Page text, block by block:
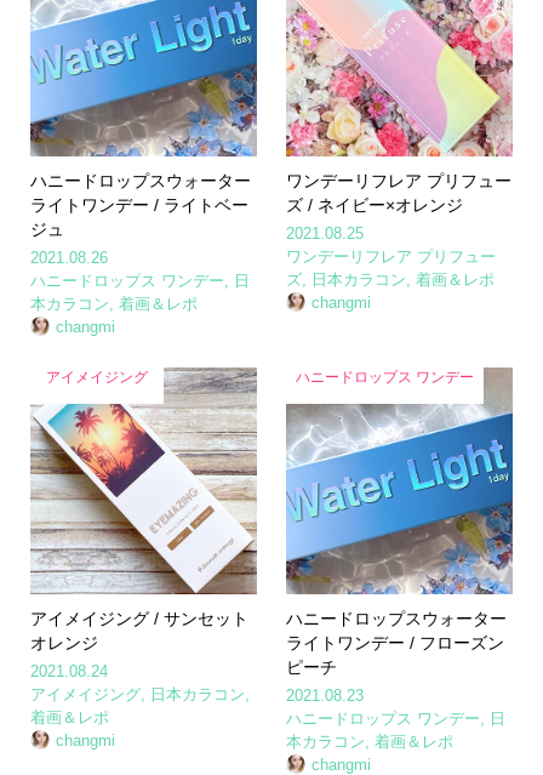
ハニードロップスウォーター
ライトワンデー / ライトベー
ジュ
2021.08.26
ハニードロップス ワンデー
日
本カラコン 着画＆レポ
changmi
ワンデーリフレア プリフュー
ズ / ネイビー×オレンジ
2021.08.25
ワンデーリフレア プリフュー
ズ
日本カラコン ,着画＆レポ
changmi
アイメイジング
アイメイジング / サンセット
オレンジ
2021.08.24
アイメイジング, 日本カラコン
着画＆レポ
changmi
ハニードロップス ワンデー
ハニードロップスウォーター
ライトワンデー / フローズン
ピーチ
2021.08.23
ハニードロップス ワンデー
日
本カラコン ,着画＆レポ
changmi